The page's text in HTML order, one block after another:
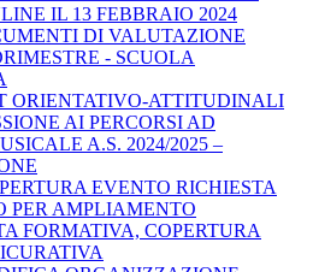
IL 13 FEBBRAIO 2024
DI VALUTAZIONE
- SCUOLA
ORIENTATIVO-ATTITUDINALI
AI PERCORSI AD
A.S. 2024/2025 –
EVENTO RICHIESTA
PER AMPLIAMENTO
FORMATIVA, COPERTURA